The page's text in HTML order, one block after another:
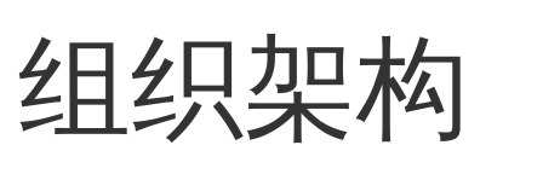
组织架构